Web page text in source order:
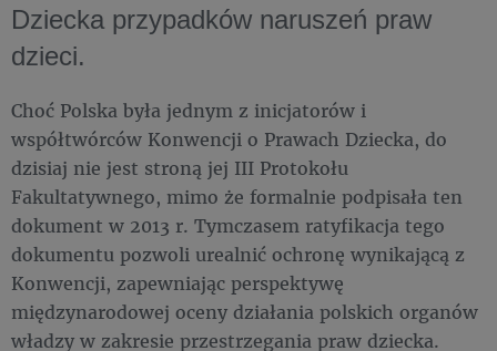
Dziecka przypadków naruszeń praw
dzieci.
Choć Polska była jednym z inicjatorów i
współtwórców Konwencji o Prawach Dziecka, do
dzisiaj nie jest stroną jej III Protokołu
Fakultatywnego, mimo że formalnie podpisała ten
dokument w 2013 r. Tymczasem ratyfikacja tego
dokumentu pozwoli urealnić ochronę wynikającą z
Konwencji, zapewniając perspektywę
międzynarodowej oceny działania polskich organów
władzy w zakresie przestrzegania praw dziecka.